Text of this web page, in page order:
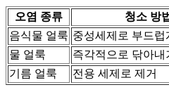
오염 종류
청소 방
음식물 얼룩 중성세제로 부드럽
물 얼룩
즉각적으로 닦아내
기름 얼룩
전용 세제로 제거